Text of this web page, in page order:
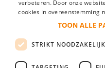
*
login gegevens onthouden
login
verbeteren. Door onze
cookies in overeenstemming
TOON ALLE
STRIKT NOODZAKELIJK